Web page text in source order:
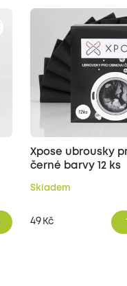
Xpose ubrousky
černé barvy 12 ks
Skladem
49 Kč